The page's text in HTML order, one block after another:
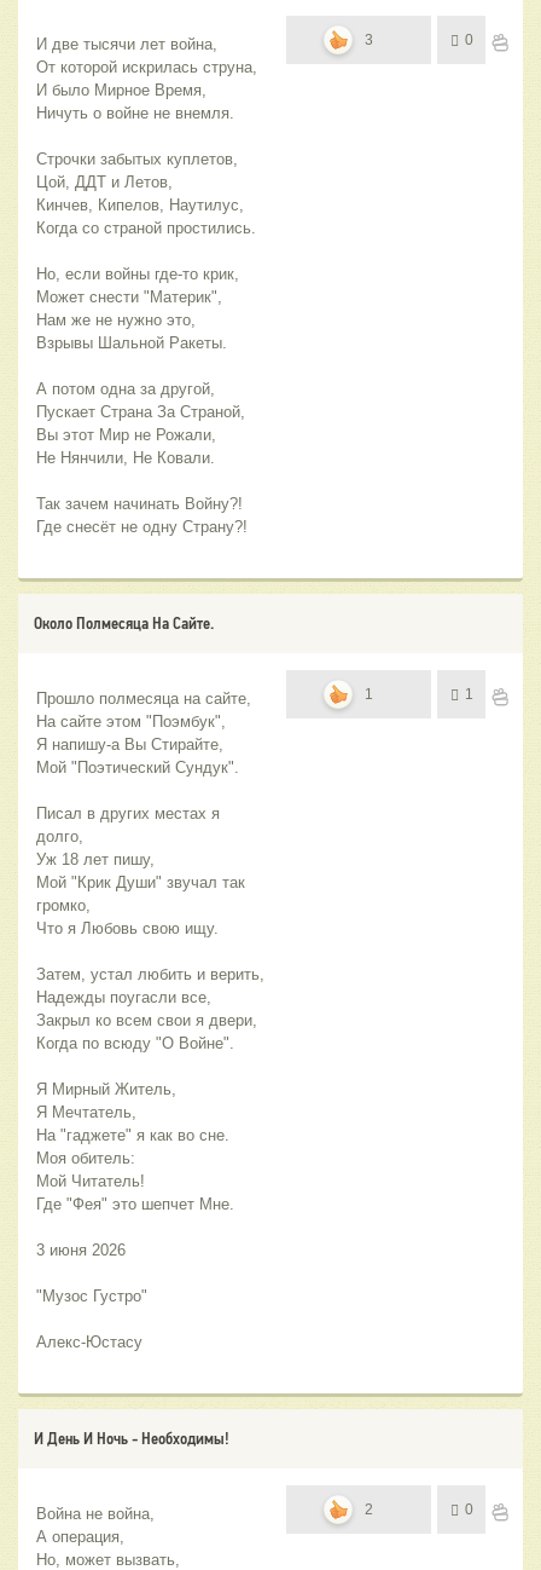
И две тысячи лет война,
От которой искрилась струна,
И было Мирное Время,
Ничуть о войне не внемля.
Строчки забытых куплетов,
Цой, ДДТ и Летов,
Кинчев, Кипелов, Наутилус,
Когда со страной простились.
Но, если войны где-то крик,
Может снести "Материк",
Нам же не нужно это,
Взрывы Шальной Ракеты.
А потом одна за другой,
Пускает Страна За Страной,
Вы этот Мир не Рожали,
Не Нянчили, Не Ковали.
Так зачем начинать Войну?!
Где снесёт не одну Страну?!
3 0
Около Полмесяца На Сайте.
Прошло полмесяца на сайте,
На сайте этом "Поэмбук",
Я напишу-а Вы Стирайте,
Мой "Поэтический Сундук".
Писал в других местах я
долго,
Уж 18 лет пишу,
Мой "Крик Души" звучал так
громко,
Что я Любовь свою ищу.
Затем, устал любить и верить,
Надежды поугасли все,
Закрыл ко всем свои я двери,
Когда по всюду "О Войне".
Я Мирный Житель,
Я Мечтатель,
На "гаджете" я как во сне.
Моя обитель:
Мой Читатель!
Где "Фея" это шепчет Мне.
3 июня 2026
"Музос Густро"
Алекс-Юстасу
1 1
И День И Ночь - Необходимы!
Война не война,
А операция,
Но, может вызвать,
2 0